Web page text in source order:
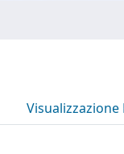
Visualizzazione